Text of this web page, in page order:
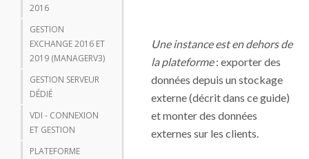
2016
GESTION
EXCHANGE 2016 ET
2019 (MANAGERV3)
GESTION SERVEUR
DÉDIÉ
VDI - CONNEXION
ET GESTION
PLATEFORME
Une instance est en dehors de
la plateforme: exporter des
données depuis un stockage
externe (décrit dans ce guide)
et monter des données
externes sur les clients.